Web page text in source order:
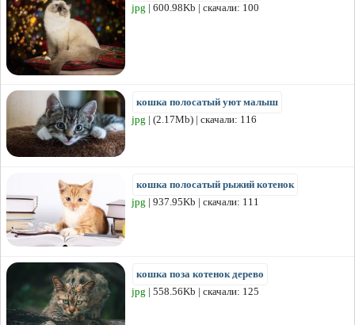
jpg | 600.98Kb | скачали: 100
кошка полосатый уют малыш
jpg | (2.17Mb) | скачали: 116
кошка полосатый рыжий котенок
jpg | 937.95Kb | скачали: 111
кошка поза котенок дерево
jpg | 558.56Kb | скачали: 125